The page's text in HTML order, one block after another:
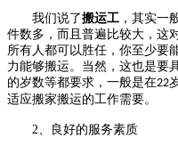
我们说了搬运工 ， 其实一
件数多，而且普遍比较大，这
所有人都可以胜任，你至少要
力能够搬运。当然，这也是要
的岁数等都要求，一般是在22
适应搬家搬运的工作需要。
2、 良好的服务素质